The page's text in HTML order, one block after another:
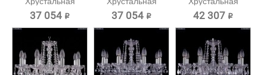
подвесная...
37 054 ₽
подвесная...
37 054 ₽
подвесная...
42 307 ₽